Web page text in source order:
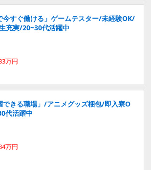
今すぐ働ける」ゲームテスター/未経験OK/
充実/20~30代活躍中
万円
できる職場」/アニメグッズ梱包/即入寮O
代活躍中
万円